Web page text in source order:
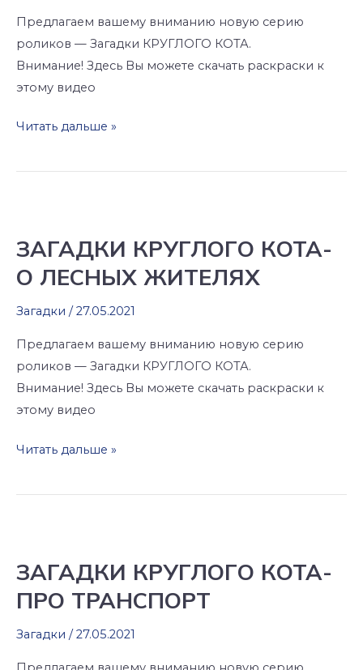
Предлагаем вашему вниманию новую серию
роликов — Загадки КРУГЛОГО КОТА.
Внимание! Здесь Вы можете скачать раскраски к
этому видео
Читать дальше »
ЗАГАДКИ КРУГЛОГО КОТА-
О ЛЕСНЫХ ЖИТЕЛЯХ
Загадки /27.05.2021
Предлагаем вашему вниманию новую серию
роликов — Загадки КРУГЛОГО КОТА.
Внимание! Здесь Вы можете скачать раскраски к
этому видео
КОТА-
О
ЖИТЕЛЯХ
Читать дальше »
ЗАГАДКИ КРУГЛОГО КОТА-
ПРО ТРАНСПОРТ
Загадки /27.05.2021
КОТА-
ПРО